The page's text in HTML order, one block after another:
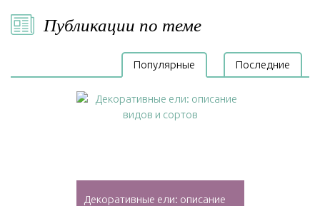
Публикации по теме
Популярные Последние
Декоративные ели: описание